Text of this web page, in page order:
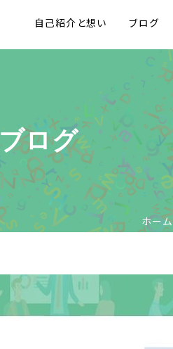
自己紹介と想い ブログ
ブログ
ホーム